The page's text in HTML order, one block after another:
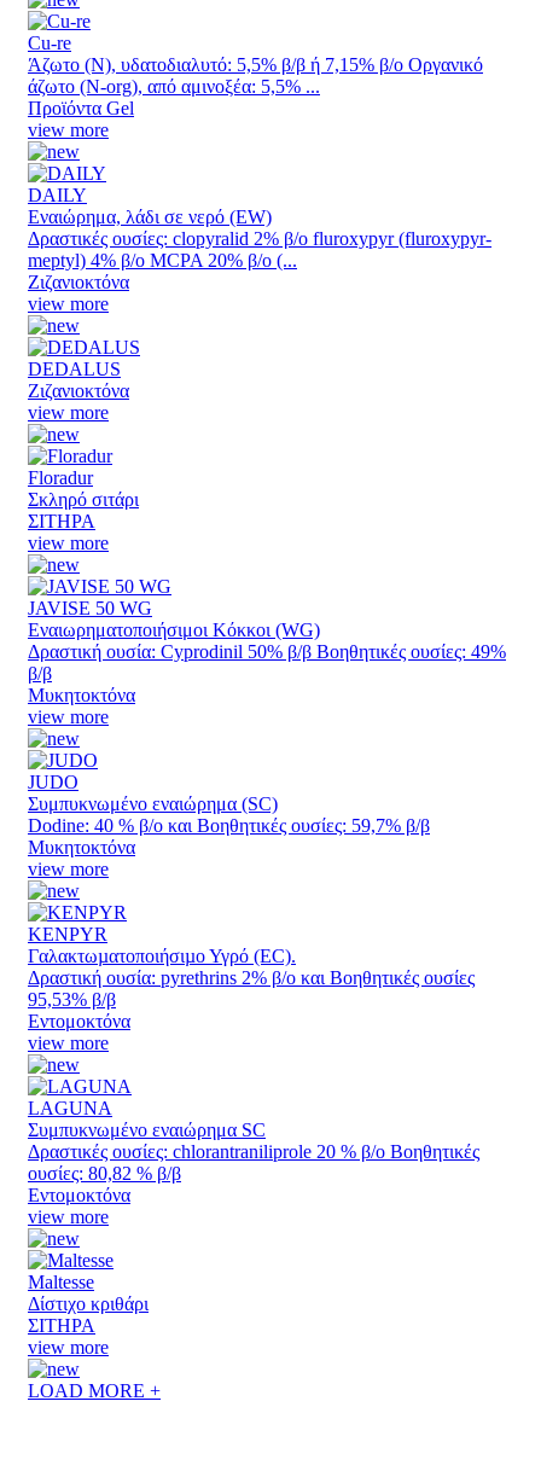
Cu-re
Άζωτο (N), υδατοδιαλυτό: 5,5% β/β ή 7,15% β/ο Οργανικό
άζωτο (N-org), από αμινοξέα: 5,5% ...
Προϊόντα Gel
view more
DAILY
Εναιώρημα, λάδι σε νερό (EW)
Δραστικές ουσίες: clopyralid 2% β/ο fluroxypyr (fluroxypyr-
meptyl) 4% β/ο MCPA 20% β/ο (...
Ζιζανιοκτόνα
view more
DEDALUS
Ζιζανιοκτόνα
view more
Floradur
Σκληρό σιτάρι
ΣΙΤΗΡΑ
view more
JAVISE 50 WG
Εναιωρηματοποιήσιμοι Κόκκοι (WG)
Δραστική ουσία: Cyprodinil 50% β/β Βοηθητικές ουσίες: 49%
β/β
Μυκητοκτόνα
view more
JUDO
Συμπυκνωμένο εναιώρημα (SC)
Dodine: 40 % β/ο και Βοηθητικές ουσίες: 59,7% β/β
Μυκητοκτόνα
view more
KENPYR
Γαλακτωµατοποιήσιµο Υγρό (EC).
Δραστική ουσία: pyrethrins 2% β/ο και Βοηθητικές ουσίες
95,53% β/β
Εντομοκτόνα
view more
LAGUNA
Συμπυκνωμένο εναιώρημα SC
Δραστικές ουσίες: chlorantraniliprole 20 % β/o Βοηθητικές
ουσίες: 80,82 % β/β
Εντομοκτόνα
view more
Maltesse
Δίστιχο κριθάρι
ΣΙΤΗΡΑ
view more
LOAD MORE +